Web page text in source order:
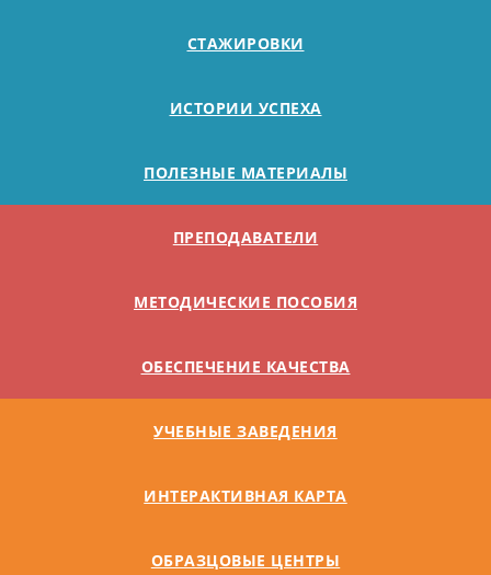
СТАЖИРОВКИ
ИСТОРИИ УСПЕХА
ПОЛЕЗНЫЕ МАТЕРИАЛЫ
ПРЕПОДАВАТЕЛИ
МЕТОДИЧЕСКИЕ ПОСОБИЯ
ОБЕСПЕЧЕНИЕ КАЧЕСТВА
УЧЕБНЫЕ ЗАВЕДЕНИЯ
ИНТЕРАКТИВНАЯ КАРТА
ОБРАЗЦОВЫЕ ЦЕНТРЫ